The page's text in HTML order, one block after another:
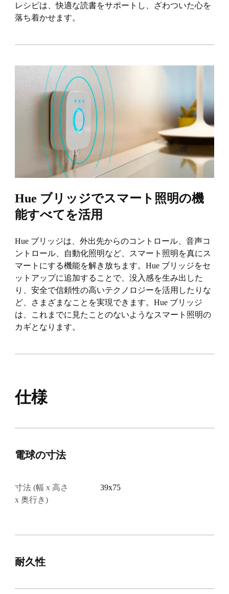
レシピは、快適な読書をサポートし、ざわついた心を
落ち着かせます。
Hue ブリッジでスマート照明の機
能すべてを活用
Hue ブリッジは、外出先からのコントロール、音声コ
ントロール、自動化照明など、スマート照明を真にス
マートにする機能を解き放ちます。Hue ブリッジをセ
ットアップに追加することで、没入感を生み出した
り、安全で信頼性の高いテクノロジーを活用したりな
ど、さまざまなことを実現できます。Hue ブリッジ
は、これまでに見たことのないようなスマート照明の
カギとなります。
仕様
電球の寸法
寸法 (幅 x 高さ
x 奥行き)
39x75
耐久性